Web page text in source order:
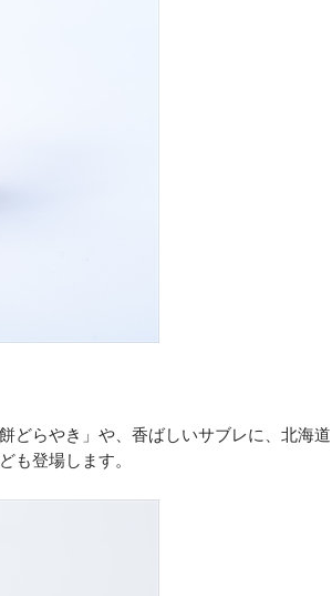
どらやき」や、香ばしいサブレに、北海道
も登場します。